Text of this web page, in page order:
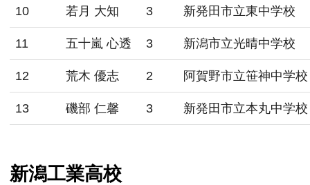
10 若月 大知 3 新発田市立東中学校
11 五十嵐 心透 3 新潟市立光晴中学校
12 荒木 優志 2 阿賀野市立笹神中学校
13 磯部 仁馨 3 新発田市立本丸中学校
新潟工業高校